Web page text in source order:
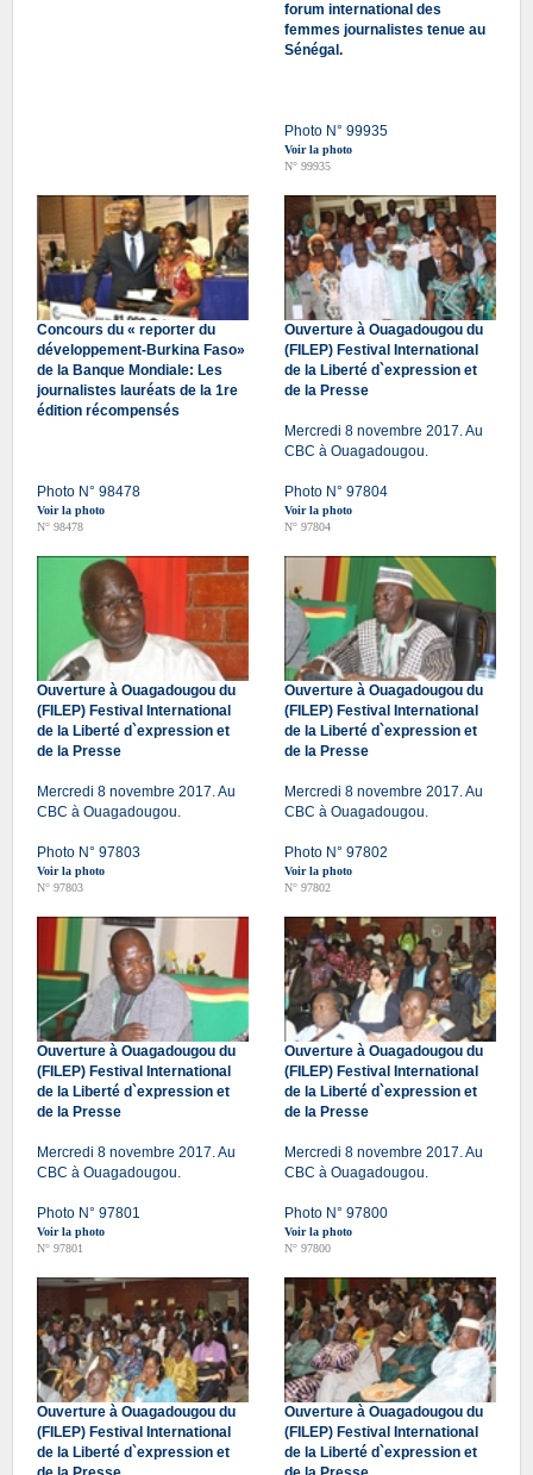
forum international des
femmes journalistes tenue au
Sénégal.
Photo N° 99935
Voir la photo
N° 99935
Concours du « reporter du
développement-Burkina Faso»
de la Banque Mondiale: Les
journalistes lauréats de la 1re
édition récompensés
Photo N° 98478
Voir la photo
N° 98478
Ouverture à Ouagadougou du
(FILEP) Festival International
de la Liberté d`expression et
de la Presse
Mercredi 8 novembre 2017. Au
CBC à Ouagadougou.
Photo N° 97804
Voir la photo
N° 97804
Ouverture à Ouagadougou du
(FILEP) Festival International
de la Liberté d`expression et
de la Presse
Mercredi 8 novembre 2017. Au
CBC à Ouagadougou.
Photo N° 97803
Voir la photo
N° 97803
Ouverture à Ouagadougou du
(FILEP) Festival International
de la Liberté d`expression et
de la Presse
Mercredi 8 novembre 2017. Au
CBC à Ouagadougou.
Photo N° 97802
Voir la photo
N° 97802
Ouverture à Ouagadougou du
(FILEP) Festival International
de la Liberté d`expression et
de la Presse
Mercredi 8 novembre 2017. Au
CBC à Ouagadougou.
Photo N° 97801
Voir la photo
N° 97801
Ouverture à Ouagadougou du
(FILEP) Festival International
de la Liberté d`expression et
de la Presse
Mercredi 8 novembre 2017. Au
CBC à Ouagadougou.
Photo N° 97800
Voir la photo
N° 97800
Ouverture à Ouagadougou du
(FILEP) Festival International
de la Liberté d`expression et
Ouverture à Ouagadougou du
(FILEP) Festival International
de la Liberté d`expression et